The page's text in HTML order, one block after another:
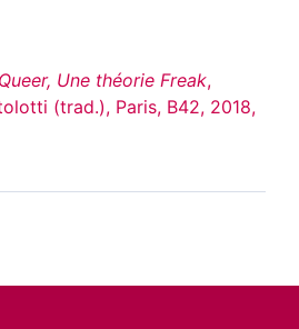
Une théorie Freak,
(trad.), Paris, B42, 2018,